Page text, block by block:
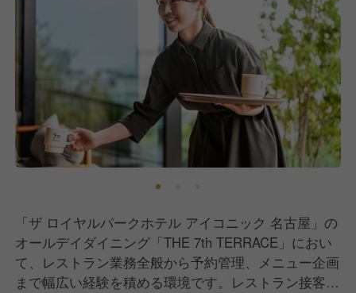
「ザ ロイヤルパークホテル アイコニック 名古屋」の
オールデイダイニング「THE 7th TERRACE」におい
て、レストラン業務全般から予約管理、メニュー企画
まで幅広い経験を積める環境です。レストラン接客業